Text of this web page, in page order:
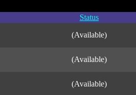
Status
(Available)
(Available)
(Available)